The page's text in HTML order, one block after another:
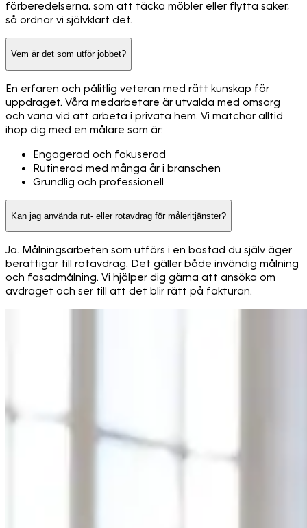
förberedelserna, som att täcka möbler eller flytta saker,
så ordnar vi självklart det.
Vem är det som utför jobbet?
En erfaren och pålitlig veteran med rätt kunskap för
uppdraget. Våra medarbetare är utvalda med omsorg
och vana vid att arbeta i privata hem. Vi matchar alltid
ihop dig med en målare som är:
Engagerad och fokuserad
Rutinerad med många år i branschen
Grundlig och professionell
Kan jag använda rut- eller rotavdrag för måleritjänster?
Ja. Målningsarbeten som utförs i en bostad du själv äger
berättigar till rotavdrag. Det gäller både invändig målning
och fasadmålning. Vi hjälper dig gärna att ansöka om
avdraget och ser till att det blir rätt på fakturan.